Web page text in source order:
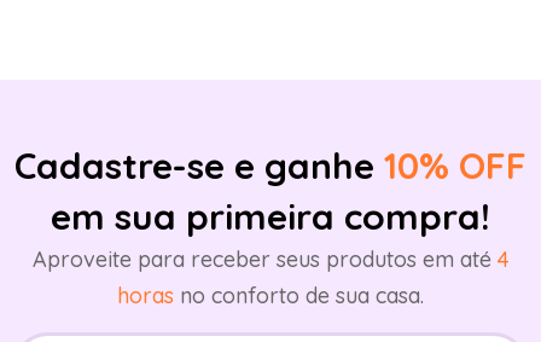
Cadastre-se e ganhe 10% OFF
em sua primeira compra!
Aproveite para receber seus produtos em até 4
horas no conforto de sua casa.